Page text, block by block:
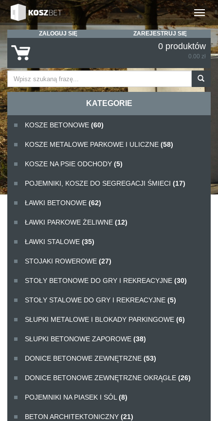
Rozwiń
ZALOGUJ SIĘ ZAREJESTRUJ SIĘ
0 produktów
0.00 zł
KATEGORIE
KOSZE BETONOWE (60)
KOSZE METALOWE PARKOWE I ULICZNE (58)
KOSZE NA PSIE ODCHODY (5)
POJEMNIKI, KOSZE DO SEGREGACJI ŚMIECI (17)
ŁAWKI BETONOWE (62)
ŁAWKI PARKOWE ŻELIWNE (12)
ŁAWKI STALOWE (35)
STOJAKI ROWEROWE (27)
STOŁY BETONOWE DO GRY I REKREACYJNE (30)
STOŁY STALOWE DO GRY I REKREACYJNE (5)
SŁUPKI METALOWE I BLOKADY PARKINGOWE (6)
SŁUPKI BETONOWE ZAPOROWE (38)
DONICE BETONOWE ZEWNĘTRZNE (53)
DONICE BETONOWE ZEWNĘTRZNE OKRĄGŁE (26)
POJEMNIKI NA PIASEK I SÓL (8)
BETON ARCHITEKTONICZNY (21)